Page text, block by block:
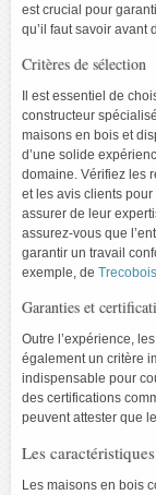
est crucial pour
qu’il faut savoir avant
Critères de sélection
Il est essentiel de
constructeur
maisons en bois et
d’une solide
domaine. Vérifiez les
et les avis clients pour
assurer de leur
assurez-vous que
garantir un travail
exemple, de Trecobois
Garanties et
Outre l’expérience,
également un critère
indispensable pour
des certifications
peuvent attester que
Les
Les maisons en bois